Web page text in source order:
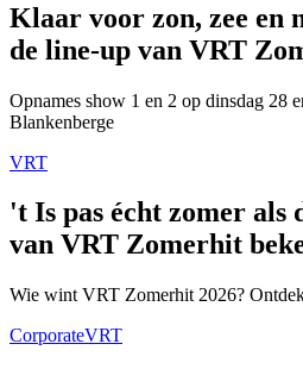
Klaar voor zon, zee en
de line-up van VRT
Opnames show 1 en 2 op dinsdag 28
Blankenberge
VRT
't Is pas écht zomer als
van VRT Zomerhit
Wie wint VRT Zomerhit 2026?
CorporateVRT